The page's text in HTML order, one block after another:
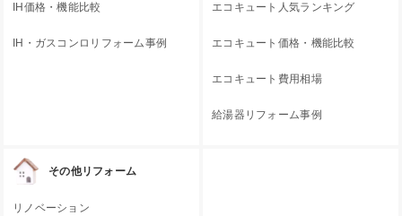
IH価格・機能比較
IH・ガスコンロリフォーム事例
エコキュート人気ランキング
エコキュート価格・機能比較
エコキュート費用相場
給湯器リフォーム事例
その他リフォーム
リノベーション